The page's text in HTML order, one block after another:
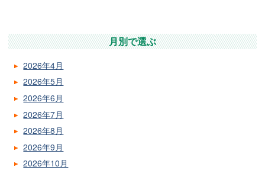
月別で選ぶ
2026年4月
2026年5月
2026年6月
2026年7月
2026年8月
2026年9月
2026年10月